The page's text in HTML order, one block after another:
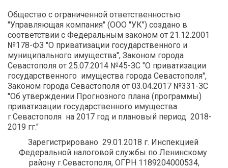
Общество с ограниченной ответственностью
"Управляющая компания" (ООО "УК") создано в
соответствии с Федеральным законом от 21.12.2001
№178-ФЗ "О приватизации государственного и
муниципального имущества", Законом города
Севастополя от 25.07.2014 №45-ЗС "О приватизации
государственного  имущества города Севастополя",
Законом города Севастополя от 03.04.2017 №331-ЗС
"Об утверждении Прогнозного плана (программы)
приватизации государственного имущества
г.Севастополя  на 2017 год и плановый период  2018-
2019 гг."
Зарегистрировано  29.01.2018 г. Инспекцией
Федеральной налоговой службы по Ленинскому
району г.Севастополя, ОГРН 1189204000534,